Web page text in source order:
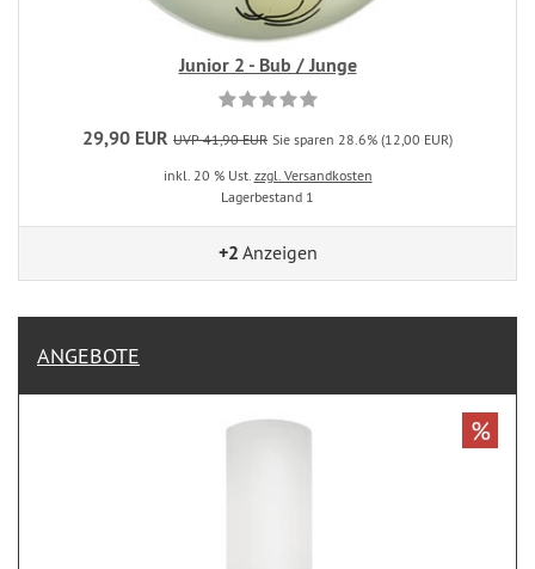
Junior 2 - Bub / Junge
29,90 EUR UVP 41,90 EUR Sie sparen 28.6% (12,00 EUR)
inkl. 20 % Ust. zzgl. Versandkosten
Lagerbestand 1
+2 Anzeigen
ANGEBOTE
%